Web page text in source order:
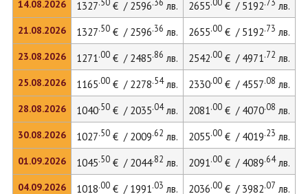
14.08.2026
21.08.2026
23.08.2026
25.08.2026
28.08.2026
30.08.2026
01.09.2026
04.09.2026
1327.50€ / 2596.36 лв. 2655.00€ / 5192.73 лв.
1327.50€ / 2596.36 лв. 2655.00€ / 5192.73 лв.
1271.00€ / 2485.86 лв. 2542.00€ / 4971.72 лв.
1165.00€ / 2278.54лв. 2330.00€ / 4557.08 лв.
1040.50€ / 2035.04лв. 2081.00€ / 4070.08 лв.
1027.50€ / 2009.62 лв. 2055.00€ / 4019.23 лв.
1045.50€ / 2044.82 лв. 2091.00€ / 4089.64лв.
1018.00€ / 1991.03 лв. 2036.00€ / 3982.07 лв.